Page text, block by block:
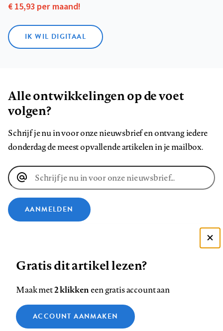
€ 15,93 per maand!
IK WIL DIGITAAL
Alle ontwikkelingen op de voet
volgen?
Schrijf je nu in voor onze nieuwsbrief en ontvang iedere
donderdag de meest opvallende artikelen in je mailbox.
E-
mailadres
AANMELDEN
ons
op
Facebook
ons
op
LinkedIn
ons
op
Bluesky
ons
op
Instagram
ons
op
YouTube
ons
Footer
Contact Colofon Disclaimer Privacy
Medische vragen verdienen
Gratis dit artikel lezen?
Maak met2 klikkeneen gratis account aan
ACCOUNT AANMAKEN
Zie onze cookie policy
Analytische cookies